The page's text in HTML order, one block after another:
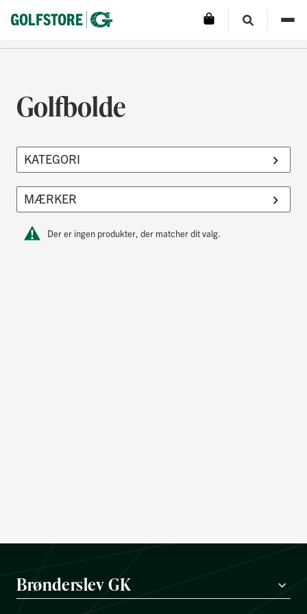
Golfbolde
Der er ingen produkter, der matcher dit valg.
Brønderslev GK